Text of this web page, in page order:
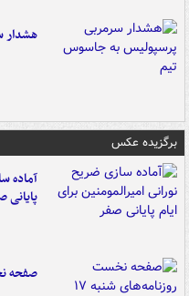
هشدار
برگزیده عکس
آماده
پایانی
صفحه